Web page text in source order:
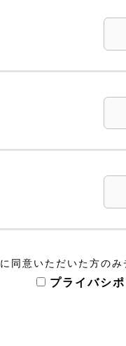
に同意いただいた方の
プライバシ